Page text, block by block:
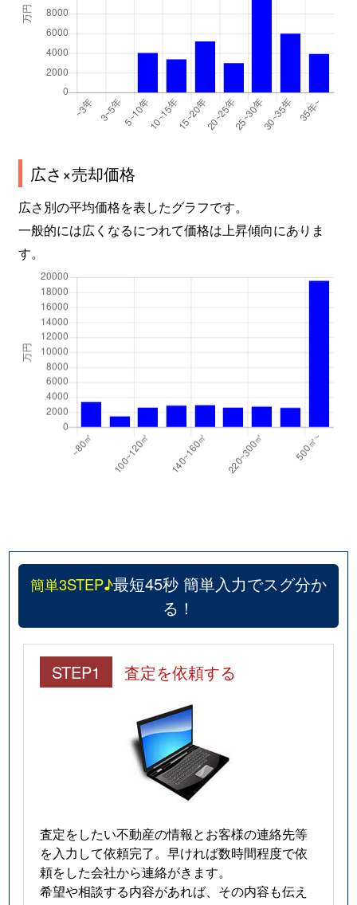
広さ×売却価格
広さ別の平均価格を表したグラフです。
一般的には広くなるにつれて価格は上昇傾向にありま
す。
簡単3STEP♪最短45秒 簡単入力でスグ分か
る！
STEP1 査定を依頼する
査定をしたい不動産の情報とお客様の連絡先等
を入力して依頼完了。早ければ数時間程度で依
頼をした会社から連絡がきます。
希望や相談する内容があれば、その内容も伝え